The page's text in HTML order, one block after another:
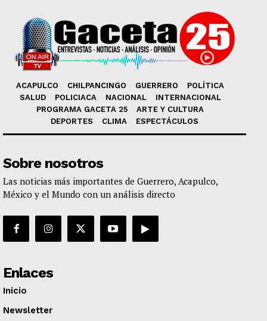
ACAPULCO CHILPANCINGO GUERRERO
POLÍTICA
SALUD
POLICIACA NACIONAL
INTERNACIONAL
PROGRAMA GACETA 25
ARTE Y CULTURA
DEPORTES
CLIMA ESPECTÁCULOS
Sobre nosotros
Las noticias más importantes de Guerrero, Acapulco,
México y el Mundo con un análisis directo
Enlaces
Inicio
Newsletter